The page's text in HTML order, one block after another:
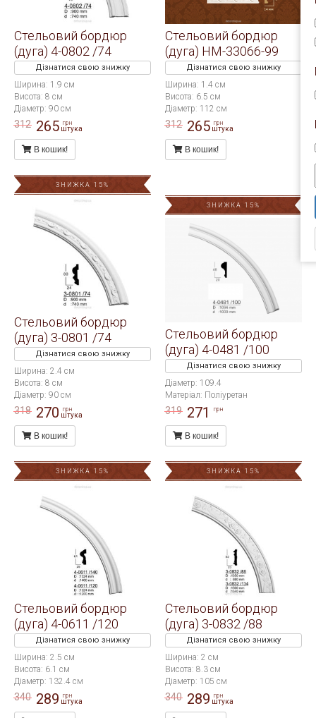
Стельовий бордюр
(дуга) 4-0802 /74
Дізнатися свою знижку
Ширина: 1.9 см
Висота: 8 см
Діаметр: 90 см
312 265 грн
штука
В кошик!
Стельовий бордюр
(дуга) HM-33066-99
Дізнатися свою знижку
Ширина: 1.4 см
Висота: 6.5 см
Діаметр: 112 см
312 265 грн
штука
В кошик!
ЗНИЖКА 15%
Стельовий бордюр
(дуга) 3-0801 /74
Дізнатися свою знижку
Ширина: 2.4 см
Висота: 8 см
Діаметр: 90 см
318 270 грн
штука
В кошик!
ЗНИЖКА 15%
Стельовий бордюр
(дуга) 4-0481 /100
Дізнатися свою знижку
Діаметр: 109.4
Матеріал: Поліуретан
319 271 грн
В кошик!
ЗНИЖКА 15%
Стельовий бордюр
(дуга) 4-0611 /120
Дізнатися свою знижку
Ширина: 2.5 см
Висота: 6.1 см
Діаметр: 132.4 см
340 289 грн
штука
ЗНИЖКА 15%
Стельовий бордюр
(дуга) 3-0832 /88
Дізнатися свою знижку
Ширина: 2 см
Висота: 8.3 см
Діаметр: 105 см
340 289 грн
штука